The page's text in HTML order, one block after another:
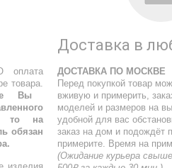
оплата
товара.
Вы
то на
обязан
Доставка в
ДОСТАВКА ПО МОСКВЕ
Перед покупкой товар
вживую и примерить,
моделей и размеров на
удобной для вас
заказ на дом и подождёт
примерите. Время на
(Ожидание курьера